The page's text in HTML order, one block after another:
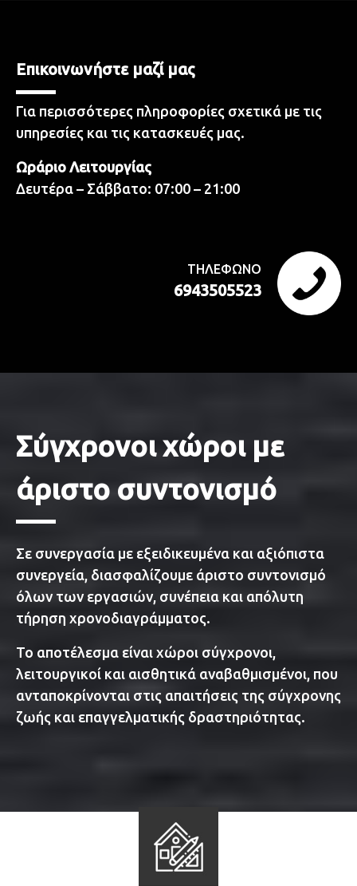
Επικοινωνήστε μαζί μας
Για περισσότερες πληροφορίες σχετικά με τις
υπηρεσίες και τις κατασκευές μας.
Ωράριο Λειτουργίας
Δευτέρα – Σάββατο: 07:00 – 21:00
ΤΗΛΕΦΩΝΟ
6943505523
Σύγχρονοι χώροι με
άριστο συντονισμό
Σε συνεργασία με εξειδικευμένα και αξιόπιστα
συνεργεία, διασφαλίζουμε άριστο συντονισμό
όλων των εργασιών, συνέπεια και απόλυτη
τήρηση χρονοδιαγράμματος.
Το αποτέλεσμα είναι χώροι σύγχρονοι,
λειτουργικοί και αισθητικά αναβαθμισμένοι, που
ανταποκρίνονται στις απαιτήσεις της σύγχρονης
ζωής και επαγγελματικής δραστηριότητας.